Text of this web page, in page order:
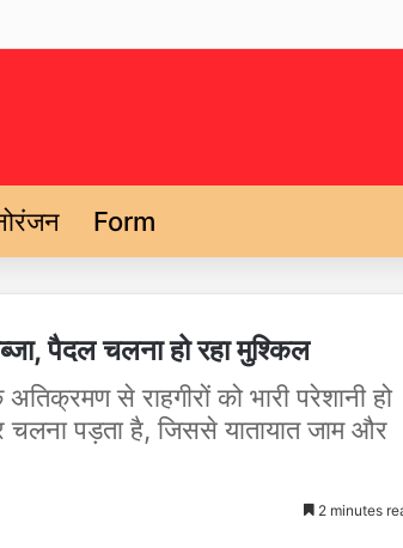
Form
पैदल चलना हो रहा मुश्किल
से राहगीरों को भारी परेशानी हो
पड़ता है, जिससे यातायात जाम और
2 minutes